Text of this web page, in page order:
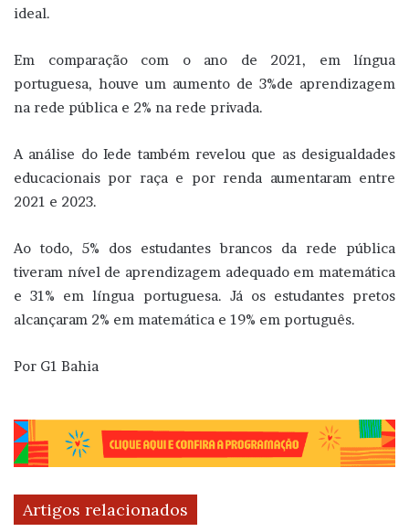
ideal.
Em comparação com o ano de 2021, em língua
portuguesa, houve um aumento de 3%de aprendizagem
na rede pública e 2% na rede privada.
A análise do Iede também revelou que as desigualdades
educacionais por raça e por renda aumentaram entre
2021 e 2023.
Ao todo, 5% dos estudantes brancos da rede pública
tiveram nível de aprendizagem adequado em matemática
e 31% em língua portuguesa. Já os estudantes pretos
alcançaram 2% em matemática e 19% em português.
Por G1 Bahia
Artigos relacionados